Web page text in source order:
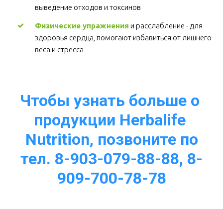
выведение отходов и токсинов
Физические упражнения и расслабление - для
здоровья сердца, помогают избавиться от лишнего
веса и стресса
Чтобы узнать больше о
продукции Herbalife
Nutrition, позвоните по
тел. 8-903-079-88-88, 8-
909-700-78-78